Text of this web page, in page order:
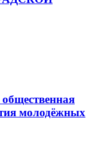
молодёжных